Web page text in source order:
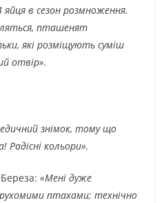
яйця в сезон розмноження.
пташенят
які розміщують суміш
отвір».
знімок, тому що
Радісні кольори».
«Мені дуже
птахами; технічно